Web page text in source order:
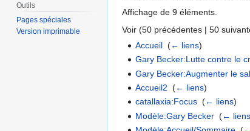
Affichage de 9 éléments.
Voir (50 précédentes | 50
Accueil ‎(← liens)
Gary Becker:Lutte contre le
Gary Becker:Augmenter le
Accueil2 ‎(← liens)
catallaxia:Focus ‎(← liens)
Modèle:Gary Becker ‎(←
Outils
Pages spéciales
Version imprimable